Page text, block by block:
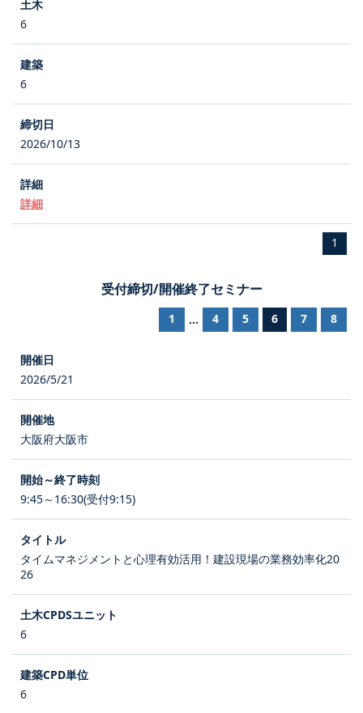
6
6
2026/10/13
詳細
1
受付締切/開催終了セミナー
1 ... 4 5 6 7 8
2026/5/21
大阪府大阪市
9:45～16:30(受付9:15)
タイムマネジメントと心理有効活用！建設現場の業務効率化20
26
6
6